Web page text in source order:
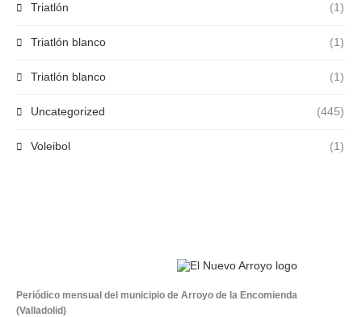
Triatlón (1)
Triatlón blanco (1)
Triatlón blanco (1)
Uncategorized (445)
Voleibol (1)
Periódico mensual del municipio de Arroyo de la Encomienda
(Valladolid)